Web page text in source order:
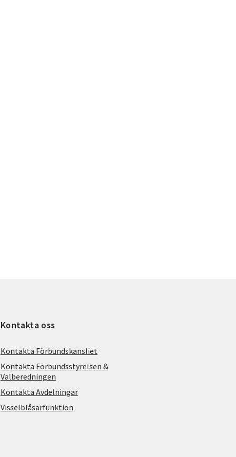
Kontakta oss
Kontakta Förbundskansliet
Kontakta Förbundsstyrelsen &
Valberedningen
Kontakta Avdelningar
Visselblåsarfunktion